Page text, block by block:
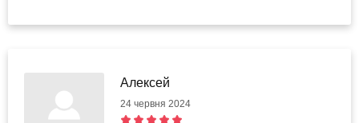
Алексей
24 червня 2024